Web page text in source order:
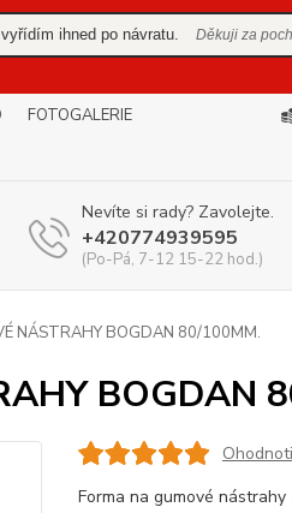
ihned po návratu. Děkuji za
FOTOGALERIE
Nevíte si rady? Zavolejte.
+420774939595
(Po-Pá, 7-12 15-22 hod.)
NÁSTRAHY BOGDAN 80/100MM.
BOGDAN
Forma na gumové